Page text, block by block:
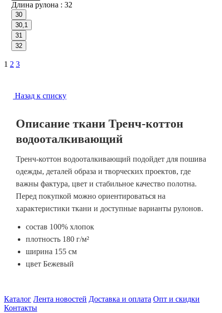
Длина рулона : 32
30
30,1
31
32
1 2 3
Назад к списку
Описание ткани Тренч-коттон
водооталкивающий
Тренч-коттон водооталкивающий подойдет для пошива
одежды, деталей образа и творческих проектов, где
важны фактура, цвет и стабильное качество полотна.
Перед покупкой можно ориентироваться на
характеристики ткани и доступные варианты рулонов.
состав 100% хлопок
плотность 180 г/м²
ширина 155 см
цвет Бежевый
Каталог Лента новостей Доставка и оплата Опт и скидки
Контакты